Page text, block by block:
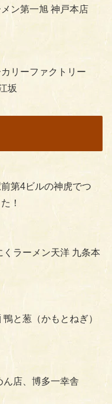
メン第一旭 神戸本店
リーファクトリー
坂
前第4ビルの神虎でつ
！
くラーメン天洋 九条本
鴨と葱（かもとねぎ）
店、博多一幸舎